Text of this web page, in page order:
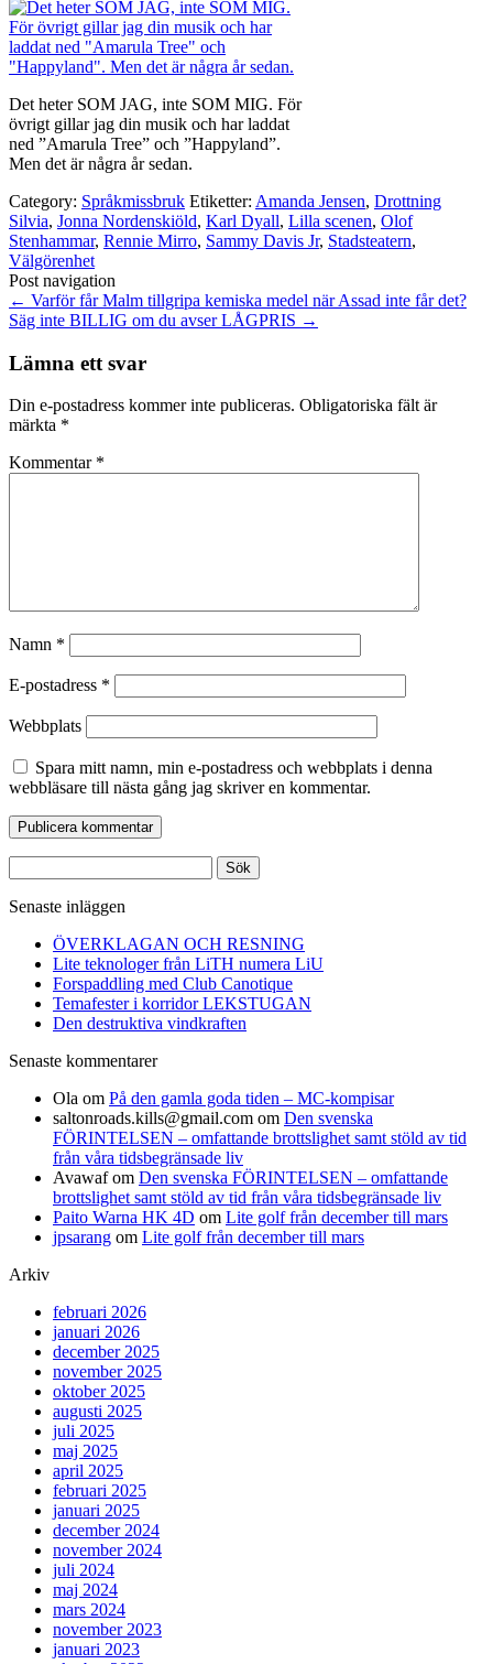
Det heter SOM JAG, inte SOM MIG. För
övrigt gillar jag din musik och har laddat
ned ”Amarula Tree” och ”Happyland”.
Men det är några år sedan.
Category: Språkmissbruk Etiketter: Amanda Jensen, Drottning
Silvia, Jonna Nordenskiöld, Karl Dyall, Lilla scenen, Olof
Stenhammar, Rennie Mirro, Sammy Davis Jr, Stadsteatern,
Välgörenhet
Post navigation
← Varför får Malm tillgripa kemiska medel när Assad inte får det?
Säg inte BILLIG om du avser LÅGPRIS →
Lämna ett svar
Din e-postadress kommer inte publiceras. Obligatoriska fält är
märkta *
Kommentar *
Namn *
E-postadress *
Webbplats
Spara mitt namn, min e-postadress och webbplats i denna
webbläsare till nästa gång jag skriver en kommentar.
efter:
Senaste inläggen
ÖVERKLAGAN OCH RESNING
Lite teknologer från LiTH numera LiU
Forspaddling med Club Canotique
Temafester i korridor LEKSTUGAN
Den destruktiva vindkraften
Senaste kommentarer
Ola om På den gamla goda tiden – MC-kompisar
saltonroads.kills@gmail.com om Den svenska
FÖRINTELSEN – omfattande brottslighet samt stöld av tid
från våra tidsbegränsade liv
Avawafom Den svenska FÖRINTELSEN – omfattande
brottslighet samt stöld av tid från våra tidsbegränsade liv
Paito Warna HK 4D om Lite golf från december till mars
jpsarang om Lite golf från december till mars
Arkiv
februari 2026
januari 2026
december 2025
november 2025
oktober 2025
augusti 2025
juli 2025
maj 2025
april 2025
februari 2025
januari 2025
december 2024
november 2024
juli 2024
maj 2024
mars 2024
november 2023
januari 2023